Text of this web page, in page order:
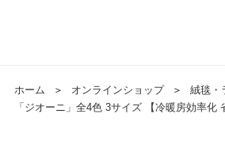
ホーム ＞ オンラインショップ ＞ 絨毯・
「ジオーニ」全4色 3サイズ 【冷暖房効率化